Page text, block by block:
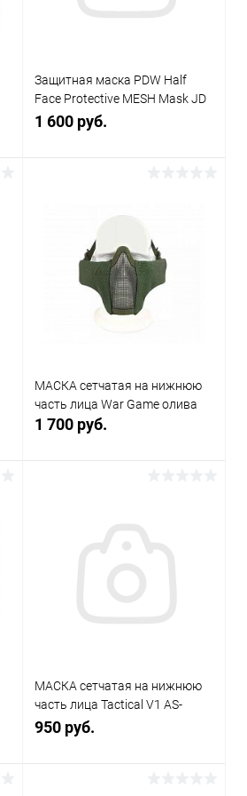
Защитная маска PDW Half
Face Protective MESH Mask JD
BD6644JD
1 600 руб.
Купить в 1
сравнению
В избранное В наличии
МАСКА сетчатая на нижнюю
часть лица War Game олива
1 700 руб.
МАСКА сетчатая на нижнюю
часть лица Tactical V1 AS-
MS0001CP
950 руб.